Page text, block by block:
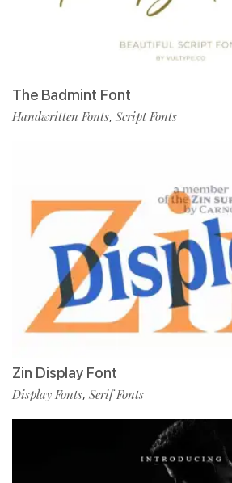
The Badmint Font
Handwritten Fonts, Script Fonts
Zin Display Font
Display Fonts, Serif Fonts